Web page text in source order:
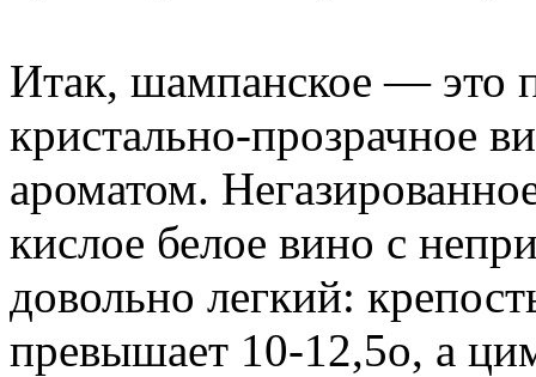
Итак, шампанское — это
кристально-прозрачное
ароматом.
кислое белое вино с
довольно легкий:
превышает 10-12,5о, а